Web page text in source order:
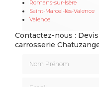
Romans-sur-Isère
Saint-Marcel-lès-Valence
Valence
Contactez-nous :
carrosserie